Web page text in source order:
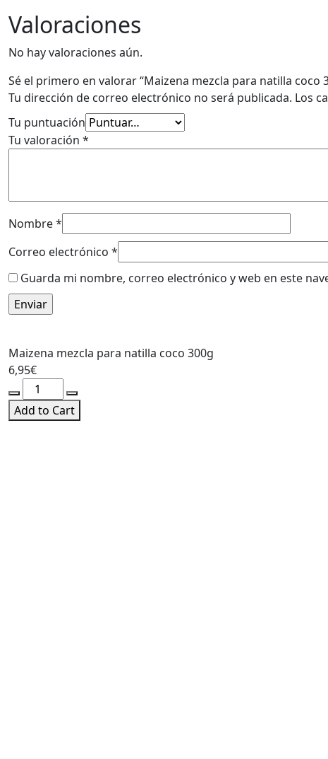
Valoraciones
No hay valoraciones aún.
Sé el primero en valorar “Maizena mezcla para natilla coco
Tu dirección de correo electrónico no será publicada. Los
Tu puntuación
Tu valoración *
Nombre*
Correo electrónico *
Guarda mi nombre, correo electrónico y web en este
Maizena mezcla para natilla coco 300g
6,95€
Maizena
mezcla
para
Add to Cart